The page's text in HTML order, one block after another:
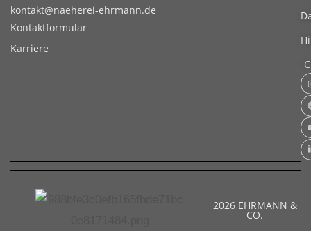
kontakt@naeherei-ehrmann.de
Kontaktformular
Karriere
2026 EHRMANN &
CO.